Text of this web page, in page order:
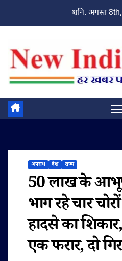
शनि. अगस्त
अपराध देश राज्य
50 लाख के
भाग रहे चार
हादसे का
एक फरार, दो